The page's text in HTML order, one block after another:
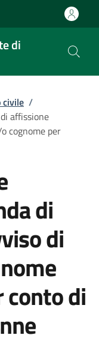
di
civile /
affissione
cognome per
di
di
conto di